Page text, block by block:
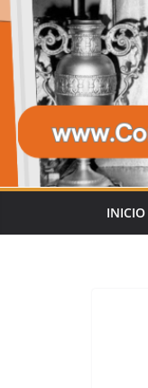
INICIO